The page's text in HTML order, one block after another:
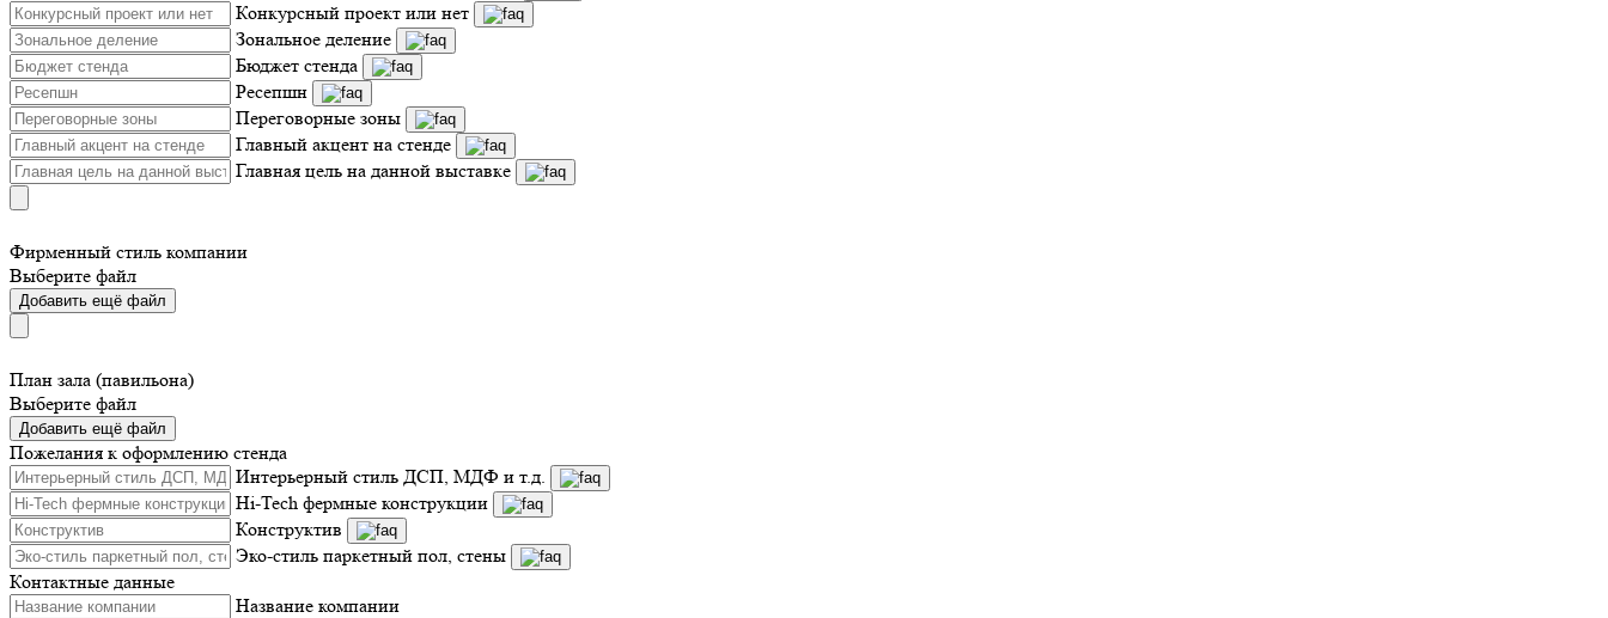
Конкурсный проект или нет
Зональное деление
Бюджет стенда
Ресепшн
Переговорные зоны
Главный акцент на стенде
Главная цель на данной выставке
Фирменный стиль компании
Выберите файл
Добавить ещё файл
План зала (павильона)
Выберите файл
Добавить ещё файл
Пожелания к оформлению стенда
Интерьерный стиль ДСП, МДФ и т.д.
Hi-Tech фермные конструкции
Конструктив
Эко-стиль паркетный пол, стены
Контактные данные
Название компании